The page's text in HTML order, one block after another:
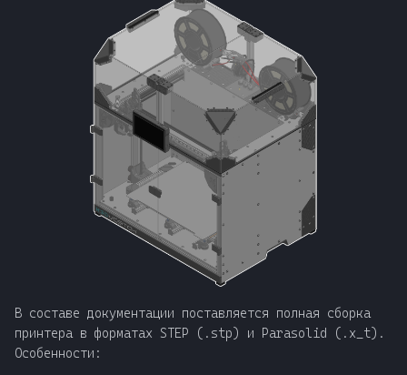
В составе документации поставляется полная сборка
принтера в форматах STEP (.stp) и Parasolid (.x_t).
Особенности: